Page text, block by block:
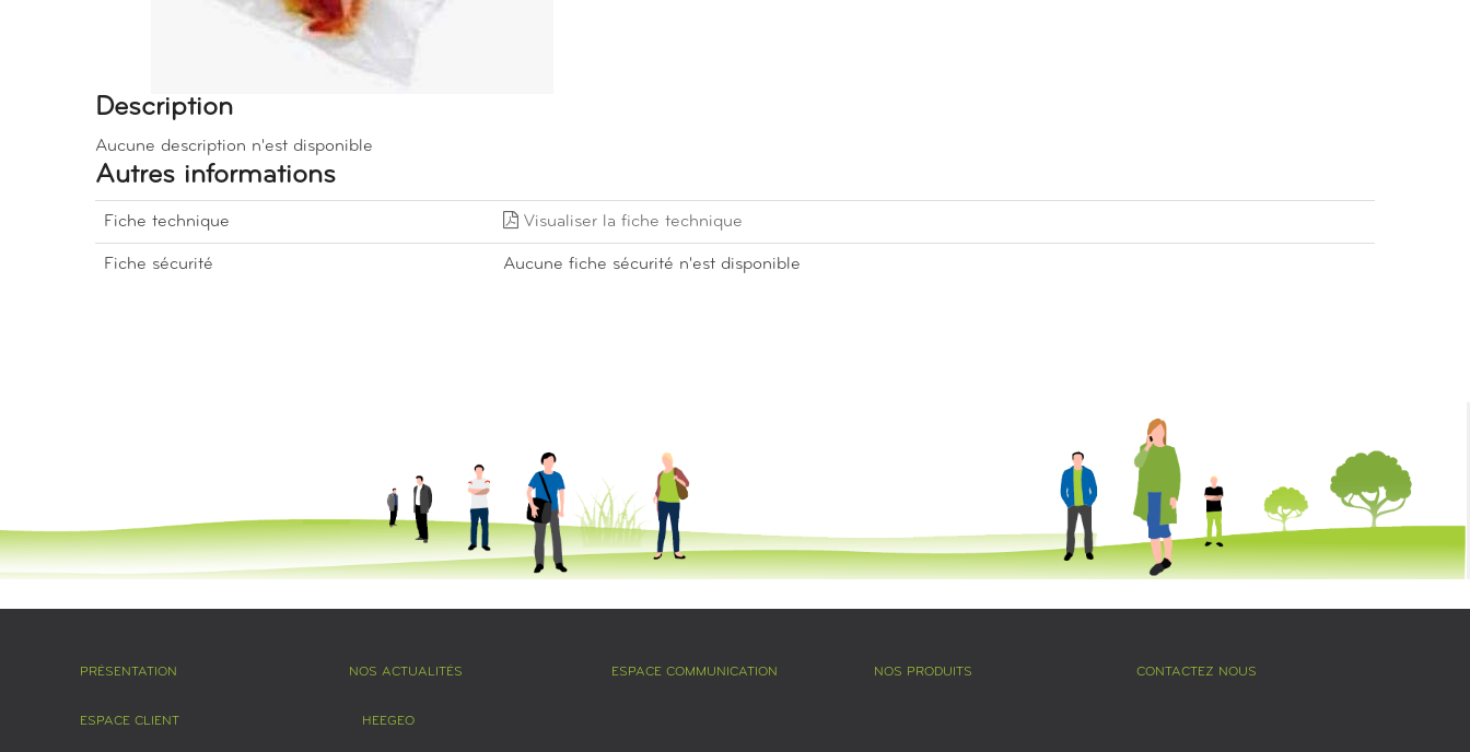
Description
Aucune description n'est disponible
Autres informations
Fiche technique Visualiser la fiche technique
Fiche sécurité Aucune fiche sécurité n'est disponible
PRÉSENTATION NOS ACTUALITÉS ESPACE COMMUNICATION NOS PRODUITS CONTACTEZ NOUS
ESPACE CLIENT HEEGEO